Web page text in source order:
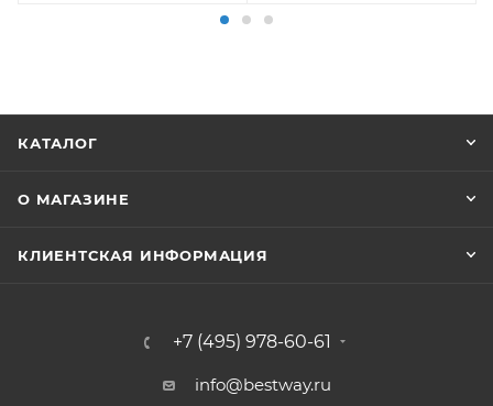
КАТАЛОГ
О МАГАЗИНЕ
КЛИЕНТСКАЯ ИНФОРМАЦИЯ
+7 (495) 978-60-61
info@bestway.ru